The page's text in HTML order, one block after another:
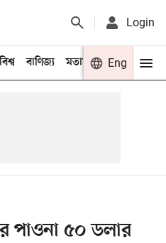
Login
বাণিজ্য মতামত খেলা
Eng
পাওনা ৫০ ডলার